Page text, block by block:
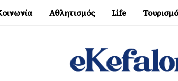
Αθλητισμός Life